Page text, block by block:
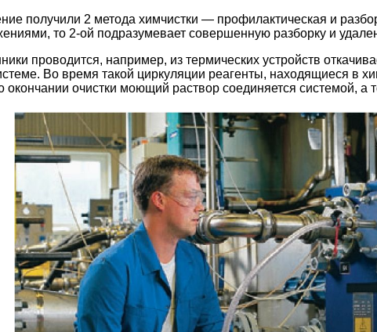
получили 2 метода химчистки — профилактическая и
то 2-ой подразумевает совершенную разборку и
проводится, например, из термических устройств
Во время такой циркуляции реагенты, находящиеся в
очистки моющий раствор соединяется системой,